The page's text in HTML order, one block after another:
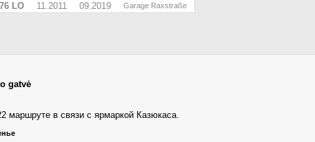
LO 11.2011 09.2019 Garage Raxstraße
gatvė
маршруте в связи с ярмаркой Казюкаса.